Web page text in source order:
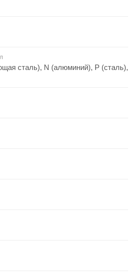
сталь), N (алюминий), P (сталь),